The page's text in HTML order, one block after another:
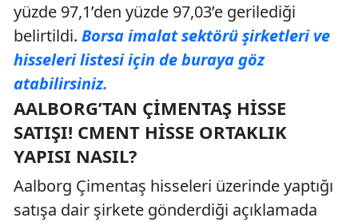
yüzde 97,1’den yüzde 97,03’e gerilediği
belirtildi. Borsa imalat sektörü şirketleri ve
hisseleri listesi için de buraya göz
atabilirsiniz.
AALBORG’TAN ÇIMENTAŞ HISSE
SATIŞI! CMENT HISSE ORTAKLIK
YAPISI NASIL?
Aalborg Çimentaş hisseleri üzerinde yaptığı
satışa dair şirkete gönderdiği açıklamada